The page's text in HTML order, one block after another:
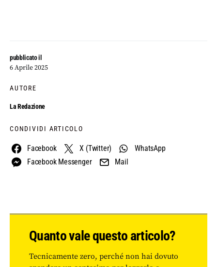
pubblicato il
6 Aprile 2025
AUTORE
La Redazione
CONDIVIDI ARTICOLO
Facebook X (Twitter)
WhatsApp
Facebook Messenger
Mail
Quanto vale questo articolo?
Tecnicamente zero, perché non hai dovuto